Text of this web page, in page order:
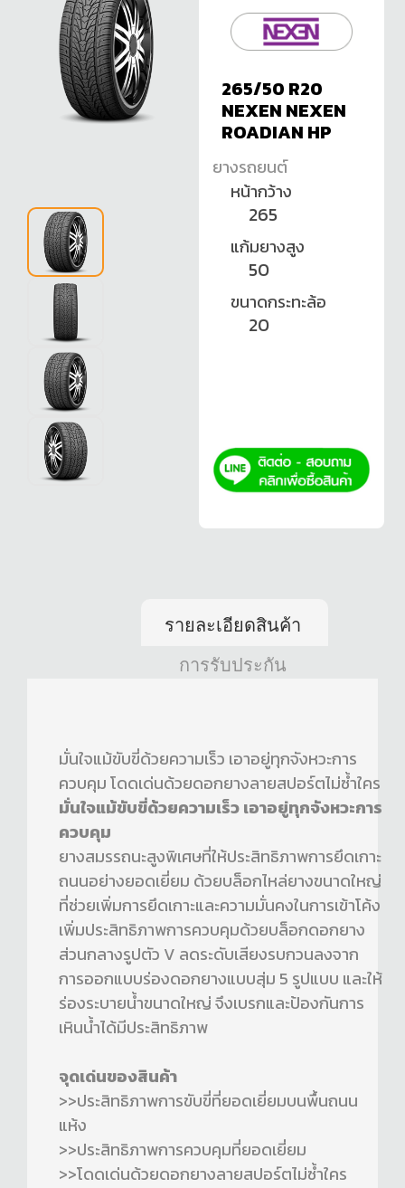
265/50 R20
NEXEN NEXEN
ROADIAN HP
ยางรถยนต์
หน้ากว้าง
265
แก้มยางสูง
50
ขนาดกระทะล้อ
20
รายละเอียดสินค้า
การรับประกัน
มั่นใจแม้ขับขี่ด้วยความเร็ว เอาอยู่ทุกจังหวะการ
ควบคุม โดดเด่นด้วยดอกยางลายสปอร์ตไม่ซ้ำใคร
มั่นใจแม้ขับขี่ด้วยความเร็ว เอาอยู่ทุกจังหวะการ
ควบคุม
ยางสมรรถนะสูงพิเศษที่ให้ประสิทธิภาพการยึดเกาะ
ถนนอย่างยอดเยี่ยม ด้วยบล็อกไหล่ยางขนาดใหญ่
ที่ช่วยเพิ่มการยึดเกาะและความมั่นคงในการเข้าโค้ง
เพิ่มประสิทธิภาพการควบคุมด้วยบล็อกดอกยาง
ส่วนกลางรูปตัว V ลดระดับเสียงรบกวนลงจาก
การออกแบบร่องดอกยางแบบสุ่ม 5 รูปแบบ และให้
ร่องระบายน้ำขนาดใหญ่ จึงเบรกและป้องกันการ
เหินน้ำได้มีประสิทธิภาพ
จุดเด่นของสินค้า
>>ประสิทธิภาพการขับขี่ที่ยอดเยี่ยมบนพื้นถนน
แห้ง
>>ประสิทธิภาพการควบคุมที่ยอดเยี่ยม
>>โดดเด่นด้วยดอกยางลายสปอร์ตไม่ซ้ำใคร